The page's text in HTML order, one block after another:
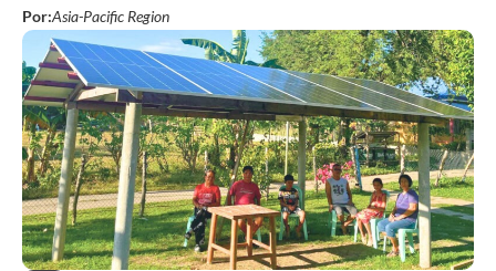
Por:Asia-Pacific Region